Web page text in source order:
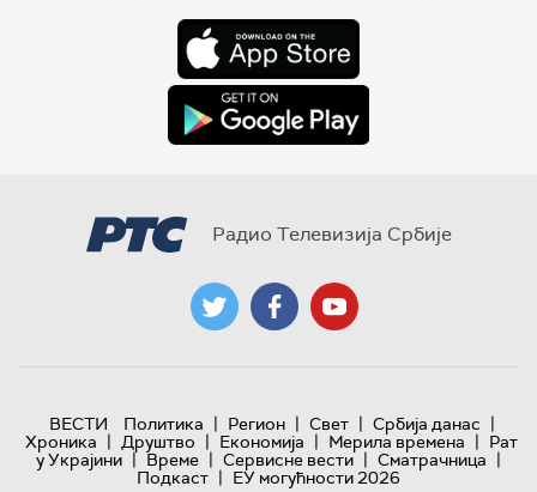
Радио Телевизија Србије
ВЕСТИ Политика | Регион | Свет | Србија данас |
Хроника | Друштво | Економија | Мерила времена | Рат
у Украјини | Време | Сервисне вести | Сматрачница |
Подкаст | ЕУ могућности 2026